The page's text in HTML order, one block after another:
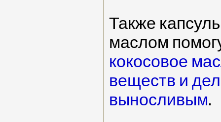
Также
маслом
кокосовое
веществ и
выносливым.